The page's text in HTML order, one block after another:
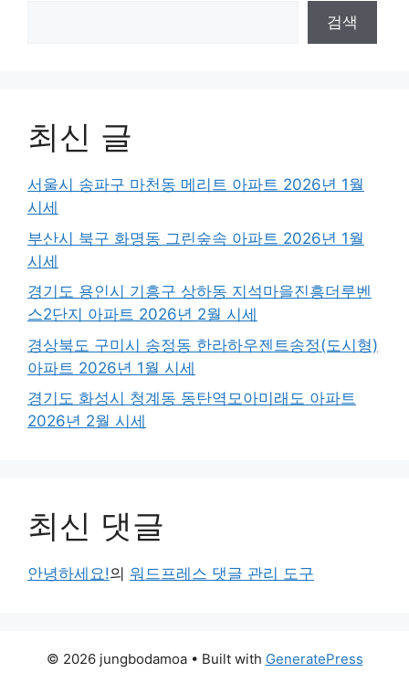
검색
최신 글
서울시 송파구 마천동 메리트 아파트 2026년 1월
시세
부산시 북구 화명동 그린숲속 아파트 2026년 1월
시세
경기도 용인시 기흥구 상하동 지석마을진흥더루벤
스2단지 아파트 2026년 2월 시세
경상북도 구미시 송정동 한라하우젠트송정(도시형)
아파트 2026년 1월 시세
경기도 화성시 청계동 동탄역모아미래도 아파트
2026년 2월 시세
최신 댓글
안녕하세요!의 워드프레스 댓글 관리 도구
© 2026 jungbodamoa• Built with GeneratePress